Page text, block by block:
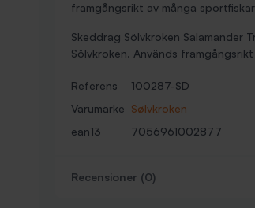
framgångsrikt av många
Skeddrag Sölvkroken Salamander
Sölvkroken. Används
Referens
100287-SD
Varumärke Sølvkroken
ean13
7056961002877
Recensioner (0)